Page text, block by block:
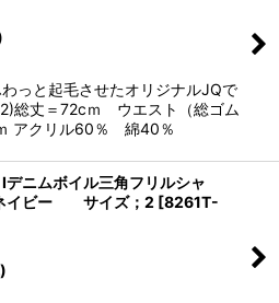
っと起毛させたオリジナルJQで
総丈＝72cｍ ウエスト（総ゴム
アクリル60％ 綿40％
ニムボイル三角フリルシャ
ビー サイズ；2 [8261T-